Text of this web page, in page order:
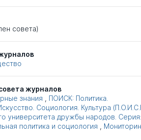
совета)
журналов
знания
ПОИСК: Политика.
Социология. Культура
университета дружбы народов. Серия:
политика и социология